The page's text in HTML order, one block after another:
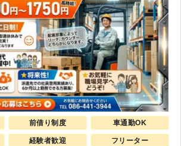
前借り制度 車通勤OK
経験者歓迎 フリーター